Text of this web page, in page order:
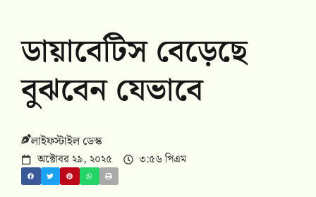
ডায়াবেটিস বেড়েছে
বুঝবেন যেভাবে
লাইফস্টাইল ডেস্ক
অক্টোবর ২৯, ২০২৫ ৩:৫৬ পিএম